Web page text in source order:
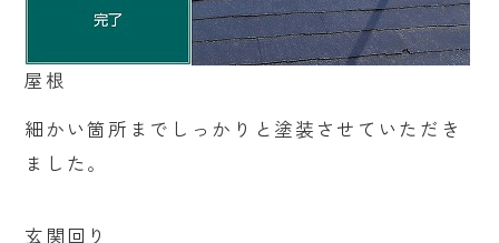
屋根
細かい箇所までしっかりと塗装させていただき
ました。
玄関回り